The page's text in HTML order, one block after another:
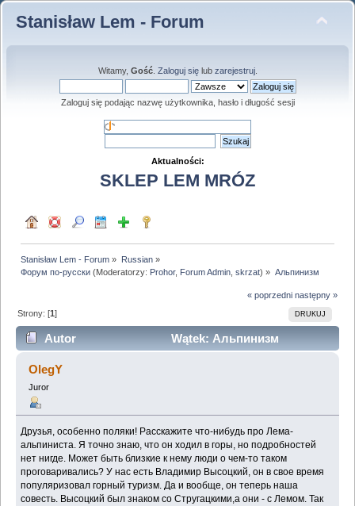
Stanisław Lem - Forum
Witamy, Gość. Zaloguj sięlub zarejestruj.
Zaloguj się podając nazwę użytkownika, hasło i długość sesji
Aktualności:
SKLEP LEM MRÓZ
Stanisław Lem - Forum » Russian»
Форум по-русски (Moderatorzy: Prohor, Forum Admin ,skrzat) » Альпинизм
« poprzedni następny »
DRUKUJ
Strony: [1]
Autor
Wątek: Альпинизм
(Przeczytany 115023 razy)
OlegY
Juror
Друзья, особенно поляки! Расскажите что-нибудь про Лема-
альпиниста. Я точно знаю, что он ходил в горы, но подробностей
нет нигде. Может быть близкие к нему люди о чем-то таком
проговаривались? У нас есть Владимир Высоцкий, он в свое время
популяризовал горный туризм. Да и вообще, он теперь наша
совесть. Высоцкий был знаком со Стругацкими,а они - с Лемом. Так